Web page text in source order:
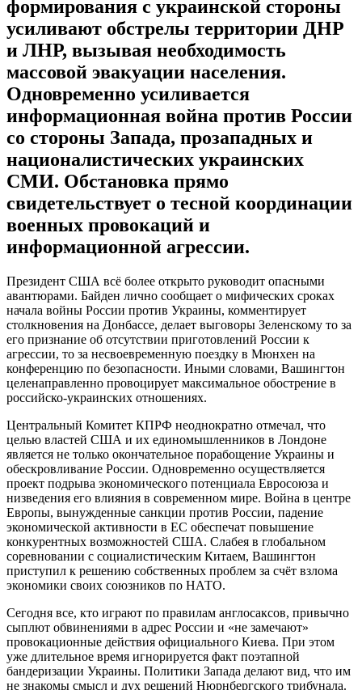
формирования с украинской стороны
усиливают обстрелы территории ДНР
и ЛНР, вызывая необходимость
массовой эвакуации населения.
Одновременно усиливается
информационная война против России
со стороны Запада, прозападных и
националистических украинских
СМИ. Обстановка прямо
свидетельствует о тесной координации
военных провокаций и
информационной агрессии.
Президент США всё более открыто руководит опасными
авантюрами. Байден лично сообщает о мифических сроках
начала войны России против Украины, комментирует
столкновения на Донбассе, делает выговоры Зеленскому то за
его признание об отсутствии приготовлений России к
агрессии, то за несвоевременную поездку в Мюнхен на
конференцию по безопасности. Иными словами, Вашингтон
целенаправленно провоцирует максимальное обострение в
российско-украинских отношениях.
Центральный Комитет КПРФ неоднократно отмечал, что
целью властей США и их единомышленников в Лондоне
является не только окончательное порабощение Украины и
обескровливание России. Одновременно осуществляется
проект подрыва экономического потенциала Евросоюза и
низведения его влияния в современном мире. Война в центре
Европы, вынужденные санкции против России, падение
экономической активности в ЕС обеспечат повышение
конкурентных возможностей США. Слабея в глобальном
соревновании с социалистическим Китаем, Вашингтон
приступил к решению собственных проблем за счёт взлома
экономики своих союзников по НАТО.
Сегодня все, кто играют по правилам англосаксов, привычно
сыплют обвинениями в адрес России и «не замечают»
провокационные действия официального Киева. При этом
уже длительное время игнорируется факт поэтапной
бандеризации Украины. Политики Запада делают вид, что им
не знакомы смысл и дух решений Нюрнбергского трибунала.